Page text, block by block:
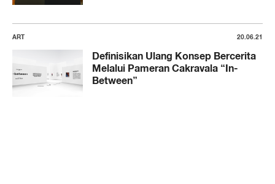
ART 20.06.21
Definisikan Ulang Konsep Bercerita
Melalui Pameran Cakravala “In-
Between”